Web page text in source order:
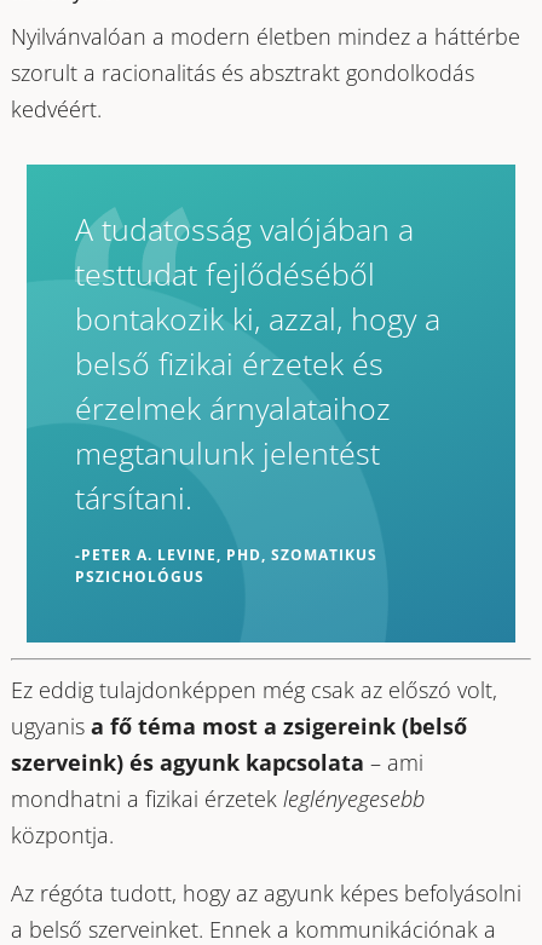
Nyilvánvalóan a modern életben mindez a háttérbe
szorult a racionalitás és absztrakt gondolkodás
kedvéért.
A tudatosság valójában a
testtudat fejlődéséből
bontakozik ki, azzal, hogy a
belső fizikai érzetek és
érzelmek árnyalataihoz
megtanulunk jelentést
társítani.
-PETER A. LEVINE, PHD, SZOMATIKUS
PSZICHOLÓGUS
Ez eddig tulajdonképpen még csak az előszó volt,
ugyanis a fő téma most a zsigereink (belső
szerveink) és agyunk kapcsolata – ami
mondhatni a fizikai érzetek leglényegesebb
központja.
Az régóta tudott, hogy az agyunk képes befolyásolni
a belső szerveinket. Ennek a kommunikációnak a